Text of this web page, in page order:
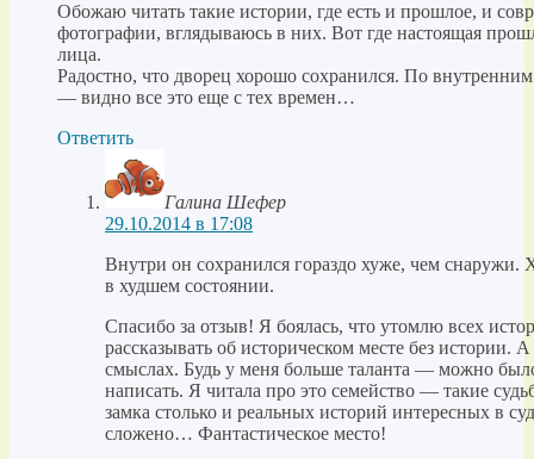
Обожаю читать такие истории, где есть и прошлое, и
фотографии, вглядываюсь в них. Вот где настоящая
лица.
Радостно, что дворец хорошо сохранился. По
— видно все это еще с тех времен…
Ответить
Галина Шефер
29.10.2014 в 17:08
Внутри он сохранился гораздо хуже, чем снаружи.
в худшем состоянии.
Спасибо за отзыв! Я боялась, что утомлю всех
рассказывать об историческом месте без истории.
смыслах. Будь у меня больше таланта — можно
написать. Я читала про это семейство — такие
замка столько и реальных историй интересных в
сложено… Фантастическое место!